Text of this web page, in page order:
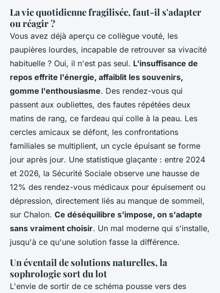
La vie quotidienne fragilisée, faut-il s'adapter
ou réagir ?
Vous avez déjà aperçu ce collègue vouté, les
paupières lourdes, incapable de retrouver sa vivacité
habituelle ? Oui, il n'est pas seul. L'insuffisance de
repos effrite l'énergie, affaiblit les souvenirs,
gomme l'enthousiasme. Des rendez-vous qui
passent aux oubliettes, des fautes répétées deux
matins de rang, ce fardeau qui colle à la peau. Les
cercles amicaux se défont, les confrontations
familiales se multiplient, un cycle épuisant se forme
jour après jour. Une statistique glaçante : entre 2024
et 2026, la Sécurité Sociale observe une hausse de
12% des rendez-vous médicaux pour épuisement ou
dépression, directement liés au manque de sommeil,
sur Chalon. Ce déséquilibre s'impose, on s'adapte
sans vraiment choisir. Un mal moderne qui s'installe,
jusqu'à ce qu'une solution fasse la différence.
Un éventail de solutions naturelles, la
sophrologie sort du lot
L'envie de sortir de ce schéma pousse vers des